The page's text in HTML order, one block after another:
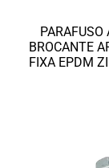
PARAFUSO
BROCANTE
FIXA EPDM